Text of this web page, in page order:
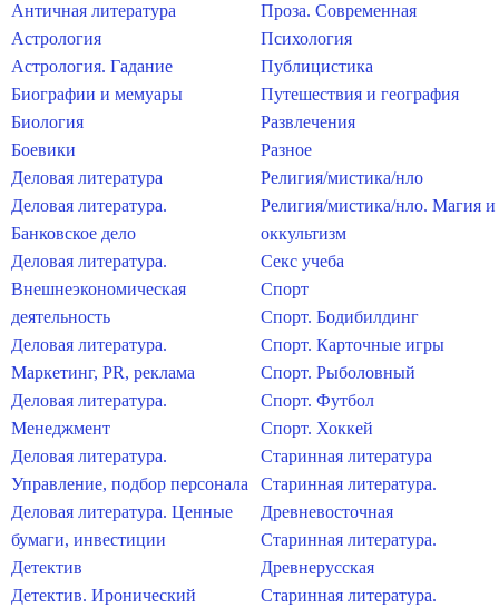
Античная литература
Астрология
Астрология. Гадание
Биографии и мемуары
Биология
Боевики
Деловая литература
Деловая литература.
Банковское дело
Деловая литература.
Внешнеэкономическая
деятельность
Деловая литература.
Маркетинг, PR, реклама
Деловая литература.
Менеджмент
Деловая литература.
Управление, подбор персонала
Деловая литература. Ценные
бумаги, инвестиции
Детектив
Детектив. Иронический
Проза. Современная
Психология
Публицистика
Путешествия и география
Развлечения
Разное
Религия/мистика/нло
Религия/мистика/нло. Магия и
оккультизм
Секс учеба
Спорт
Спорт. Бодибилдинг
Спорт. Карточные игры
Спорт. Рыболовный
Спорт. Футбол
Спорт. Хоккей
Старинная литература
Старинная литература.
Древневосточная
Старинная литература.
Древнерусская
Старинная литература.